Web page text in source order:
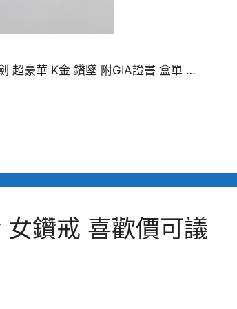
超豪華 K金 鑽墜 附GIA證書 盒單 …
鑽戒 喜歡價可議